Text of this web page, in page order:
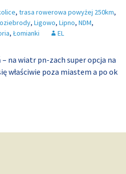
, trasa rowerowa powyżej 250km,
, Ligowo, Lipno, NDM,
, Łomianki EL
na wiatr pn-zach super opcja na
właściwie poza miastem a po ok